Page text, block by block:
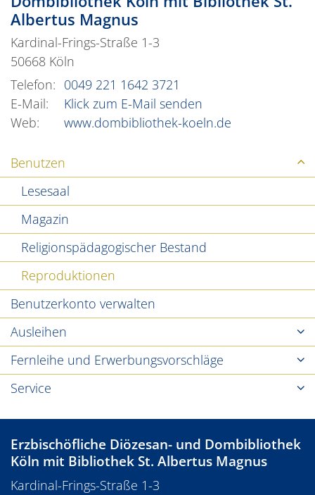
Albertus Magnus
Kardinal-Frings-Straße 1-3
50668 Köln
Telefon: 0049 221 1642 3721
E-Mail:
Klick zum E-Mail senden
Web:
www.dombibliothek-koeln.de
Benutzen
Lesesaal
Magazin
Religionspädagogischer Bestand
Reproduktionen
Benutzerkonto verwalten
Ausleihen
Fernleihe und Erwerbungsvorschläge
Service
Erzbischöfliche Diözesan- und Dombibliothek
Köln mit Bibliothek St. Albertus Magnus
Kardinal-Frings-Straße 1-3